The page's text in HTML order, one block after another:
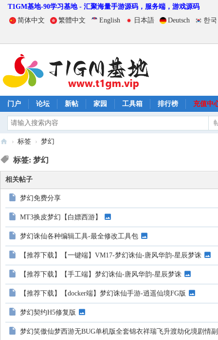
T1GM基地-90学习基地 - 汇聚海量手游源码，服务端，游戏源码
简体中文
繁體中文 English 日本語 Deutsch 한
门户 论坛 新帖 家园 工具箱 排行榜 充值中
T
1
G
地
› 标签 › 梦幻
标签: 梦幻
相关帖子
梦幻免费分享
MT3换皮梦幻【白嫖西游】
梦幻诛仙各种编辑工具-最全修改工具包
【推荐下载】【一键端】VM17-梦幻诛仙-唐风华韵-星辰梦诛
【推荐下载】【手工端】梦幻诛仙-唐风华韵-星辰梦诛
【推荐下载】【docker端】梦幻诛仙手游-逍遥仙境FG版
梦幻契约H5修复版
梦幻笑傲仙梦西游无BUG单机版全套锦衣祥瑞飞升渡劫化境剧情